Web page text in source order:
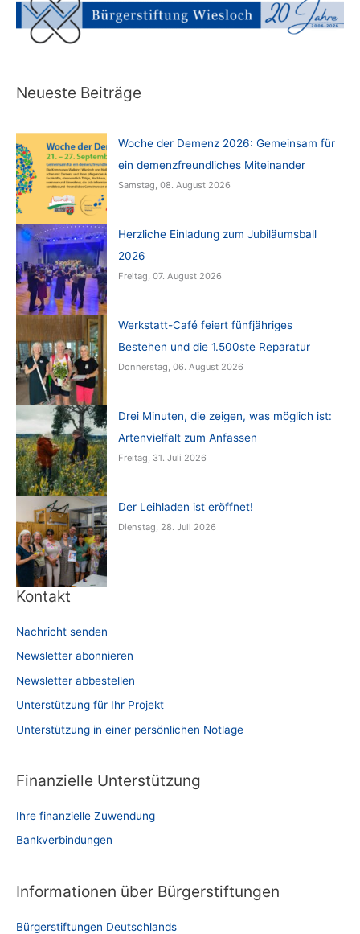
Neueste Beiträge
Woche der Demenz 2026: Gemeinsam für
ein demenzfreundliches Miteinander
Samstag, 08. August 2026
Herzliche Einladung zum Jubiläumsball
2026
Freitag, 07. August 2026
Werkstatt-Café feiert fünfjähriges
Bestehen und die 1.500ste Reparatur
Donnerstag, 06. August 2026
Drei Minuten, die zeigen, was möglich ist:
Artenvielfalt zum Anfassen
Freitag, 31. Juli 2026
Der Leihladen ist eröffnet!
Dienstag, 28. Juli 2026
Kontakt
Nachricht senden
Newsletter abonnieren
Newsletter abbestellen
Unterstützung für Ihr Projekt
Unterstützung in einer persönlichen Notlage
Finanzielle Unterstützung
Ihre finanzielle Zuwendung
Bankverbindungen
Informationen über Bürgerstiftungen
Bürgerstiftungen Deutschlands